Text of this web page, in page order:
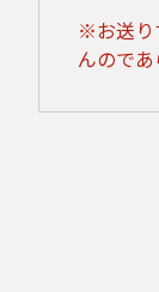
※お送り
んのであ